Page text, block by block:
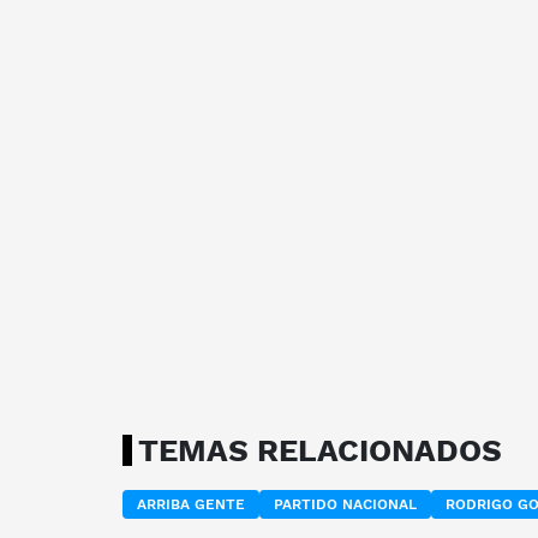
TEMAS RELACIONADOS
ARRIBA GENTE PARTIDO NACIONAL RODRIGO